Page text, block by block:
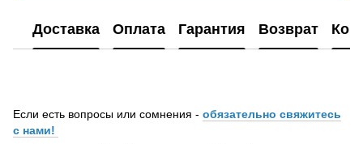
Доставка Оплата Гарантия Возврат
Если есть вопросы или сомнения - обязательно свяжитесь
с нами!